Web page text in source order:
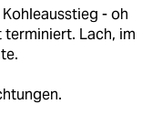
- oh
terminiert. Lach, im